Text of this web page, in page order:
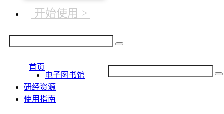
开始使用 >
首页
电子图书馆
研经资源
使用指南